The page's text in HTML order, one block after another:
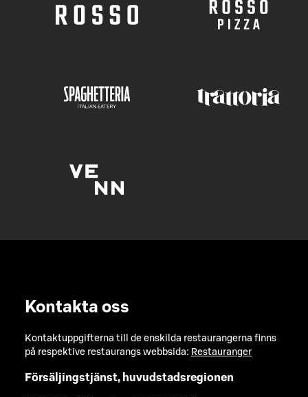
Kontakta oss
Kontaktuppgifterna till de enskilda restaurangerna finns
på respektive restaurangs webbsida: Restauranger
Försäljingstjänst, huvudstadsregionen